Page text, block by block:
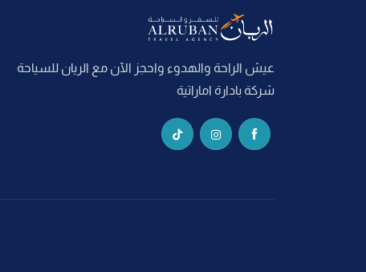
عيش الراحة والهدوء واحجز الآن مع الريان للسياحة
شركة بادارة اماراتية